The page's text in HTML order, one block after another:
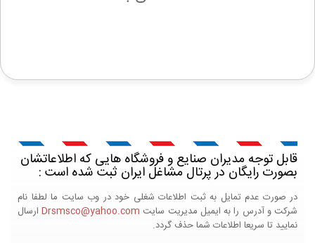
قابل توجه مدیران صنایع و فروشگاه هایی که اطلاعاتشان
بصورت رایگان در پرتال مشاغل ایران ثبت شده است :
در صورت عدم تمایل به ثبت اطلاعات شغلی خود در وب سایت ما لطفا نام
شرکت و آدرس را به ایمیل مدیریت سایت Drsmsco@yahoo.comارسال
نمایید تا سریعا اطلاعات شما حذف گردد.